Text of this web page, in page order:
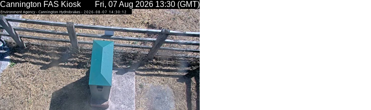
Cannington FAS Kiosk Fri, 07 Aug 2026 13:30 (GMT)